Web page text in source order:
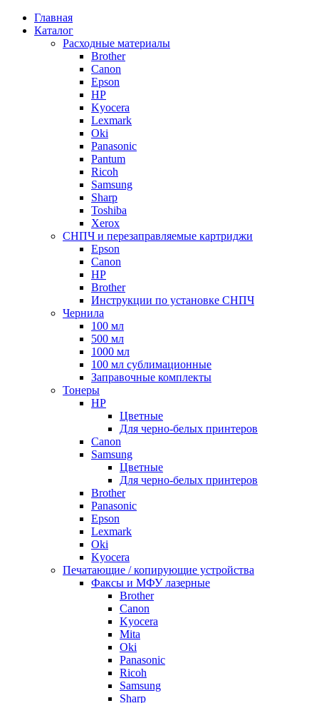
Главная
Каталог
Расходные материалы
Brother
Canon
Epson
HP
Kyocera
Lexmark
Oki
Panasonic
Pantum
Ricoh
Samsung
Sharp
Toshiba
Xerox
СНПЧ и перезаправляемые картриджи
Epson
Canon
HP
Brother
Инструкции по установке СНПЧ
Чернила
100 мл
500 мл
1000 мл
100 мл сублимационные
Заправочные комплекты
Тонеры
HP
Цветные
Для черно-белых принтеров
Canon
Samsung
Цветные
Для черно-белых принтеров
Brother
Panasonic
Epson
Lexmark
Oki
Kyocera
Печатающие / копирующие устройства
Факсы и МФУ лазерные
Brother
Canon
Kyocera
Mita
Oki
Panasonic
Ricoh
Samsung
Sharp